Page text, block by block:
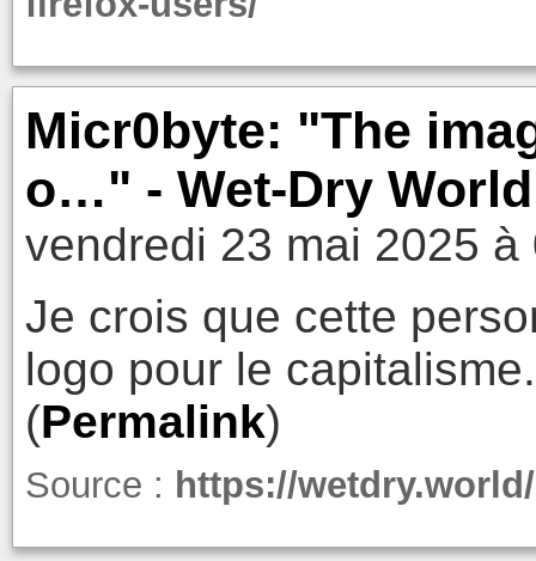
Micr0byte: "The
o…" - Wet-Dry World
vendredi 23 mai 2025 à
Je crois que cette
logo pour le capitalisme.
(Permalink)
Source : https://